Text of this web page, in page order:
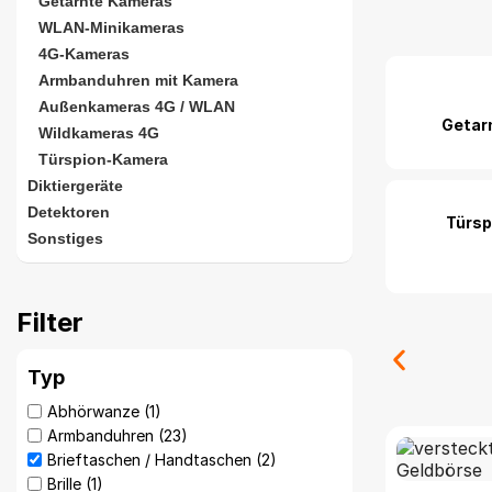
WLAN-Minikameras
4G-Kameras
Armbanduhren mit Kamera
Außenkameras 4G / WLAN
Wildkameras 4G
Türspion-Kamera
Diktiergeräte
Detektoren
Sonstiges
Filter
Typ
Abhörwanze (1)
Armbanduhren (23)
Brieftaschen / Handtaschen (2)
Brille (1)
Beim Kauf
Alle Geräte
Was ist